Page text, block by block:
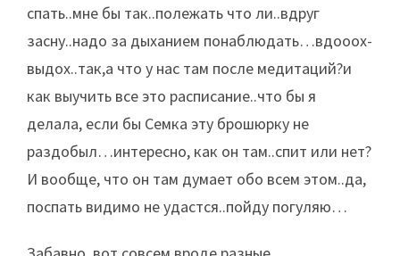
спать..мне бы так..полежать что ли..вдруг
засну..надо за дыханием понаблюдать…вдооох-
выдох..так,а что у нас там после медитаций?и
как выучить все это расписание..что бы я
делала, если бы Семка эту брошюрку не
раздобыл…интересно, как он там..спит или нет?
И вообще, что он там думает обо всем этом..да,
поспать видимо не удастся..пойду погуляю…